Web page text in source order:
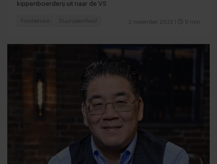
kippenboerderij uit naar de VS
2 november 2022 9 min
Foodservice Duurzaamheid